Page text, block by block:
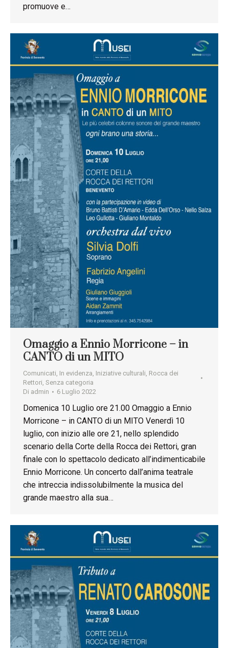
promuove e…
Omaggio a Ennio Morricone – in
CANTO di un MITO
Comunicati, In evidenza, Iniziative culturali, Rocca dei
Rettori, Senza categoria
Di admin 6 Luglio 2022
Domenica 10 Luglio ore 21.00 Omaggio a Ennio
Morricone – in CANTO di un MITO Venerdì 10
luglio, con inizio alle ore 21, nello splendido
scenario della Corte della Rocca dei Rettori, gran
finale con lo spettacolo dedicato all’indimenticabile
Ennio Morricone. Un concerto dall’anima teatrale
che intreccia indissolubilmente la musica del
grande maestro alla sua…